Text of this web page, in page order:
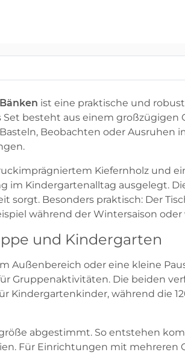
ist eine praktische und
Set besteht aus einem
Beobachten oder
Kiefernholz und
im Kindergartenalltag ausgelegt.
sorgt. Besonders praktisch: Der
während der Wintersaison
und Kindergarten
Außenbereich oder eine kleine
Gruppenaktivitäten. Die beiden
Kindergartenkinder, während die
abgestimmt. So entstehen
Für Einrichtungen mit mehreren